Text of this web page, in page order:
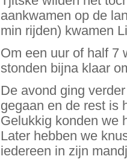
aankwamen op de
min rijden) kwamen
Om een uur of half 7
stonden bijna klaar
De avond ging
gegaan en de rest is
Gelukkig konden we
Later hebben we
iedereen in zijn